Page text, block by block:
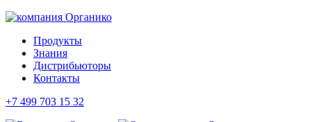
Продукты
Знания
Дистрибьюторы
Контакты
+7 499 703 15 32